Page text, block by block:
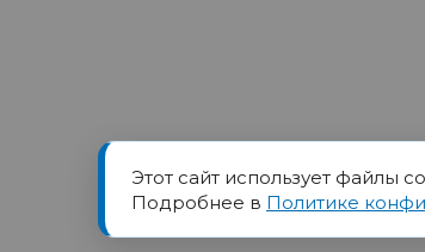
Этот сайт использует файлы
Подробнее в Политике